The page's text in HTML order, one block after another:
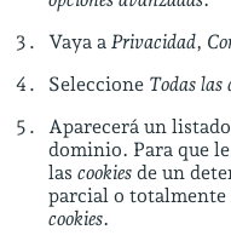
Vaya a Privacidad,
Seleccione Todas las
Aparecerá un
dominio. Para que
las cookies de un
parcial o totalmente
cookies.